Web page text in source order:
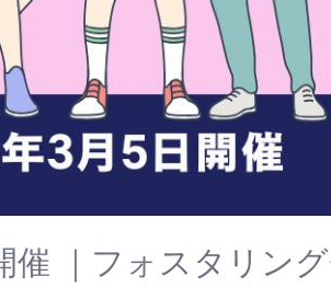
｜フォスタリン